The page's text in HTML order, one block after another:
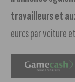
travailleurs et
euros par voiture